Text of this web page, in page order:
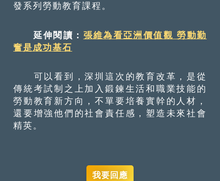
發系列勞動教育課程。
延伸閱讀： 張維為看亞洲價值觀 勞動勤
奮是成功基石
可以看到，深圳這次的教育改革，是從
傳統考試制之上加入鍛鍊生活和職業技能的
勞動教育新方向，不單要培養實幹的人材，
還要增強他們的社會責任感，塑造未來社會
精英。
我要回應